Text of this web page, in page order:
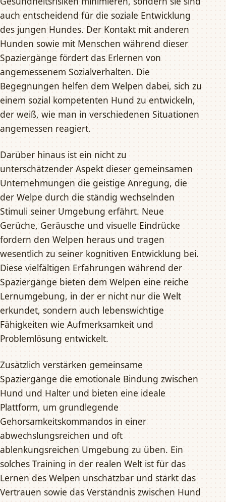
auch entscheidend für die soziale Entwicklung
des jungen Hundes. Der Kontakt mit anderen
Hunden sowie mit Menschen während dieser
Spaziergänge fördert das Erlernen von
angemessenem Sozialverhalten. Die
Begegnungen helfen dem Welpen dabei, sich zu
einem sozial kompetenten Hund zu entwickeln,
der weiß, wie man in verschiedenen Situationen
angemessen reagiert.
Darüber hinaus ist ein nicht zu
unterschätzender Aspekt dieser gemeinsamen
Unternehmungen die geistige Anregung, die
der Welpe durch die ständig wechselnden
Stimuli seiner Umgebung erfährt. Neue
Gerüche, Geräusche und visuelle Eindrücke
fordern den Welpen heraus und tragen
wesentlich zu seiner kognitiven Entwicklung bei.
Diese vielfältigen Erfahrungen während der
Spaziergänge bieten dem Welpen eine reiche
Lernumgebung, in der er nicht nur die Welt
erkundet, sondern auch lebenswichtige
Fähigkeiten wie Aufmerksamkeit und
Problemlösung entwickelt.
Zusätzlich verstärken gemeinsame
Spaziergänge die emotionale Bindung zwischen
Hund und Halter und bieten eine ideale
Plattform, um grundlegende
Gehorsamkeitskommandos in einer
abwechslungsreichen und oft
ablenkungsreichen Umgebung zu üben. Ein
solches Training in der realen Welt ist für das
Lernen des Welpen unschätzbar und stärkt das
Vertrauen sowie das Verständnis zwischen Hund